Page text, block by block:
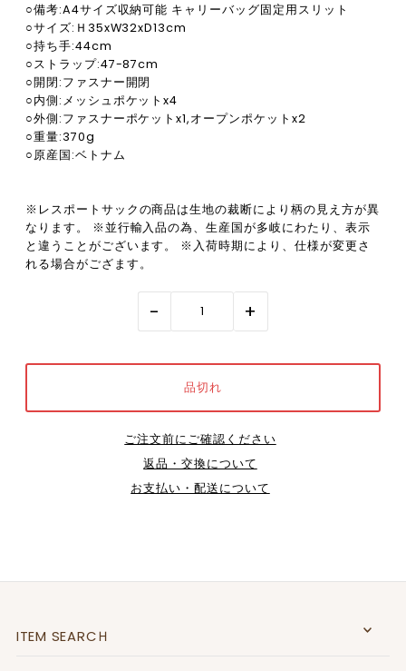
○備考:A4サイズ収納可能 キャリーバッグ固定用スリット
○サイズ:Ｈ35xW32xD13cm
○持ち手:44cm
○ストラップ:47-87cm
○開閉:ファスナー開閉
○内側:メッシュポケットx4
○外側:ファスナーポケットx1,オープンポケットx2
○重量:370g
○原産国:ベトナム
※レスポートサックの商品は生地の裁断により柄の見え方が異
なります。 ※並行輸入品の為、生産国が多岐にわたり、表示
と違うことがございます。 ※入荷時期により、仕様が変更さ
れる場合がござます。
- +
ご注文前にご確認ください
返品・交換について
お支払い・配送について
ITEM SEARCＨ